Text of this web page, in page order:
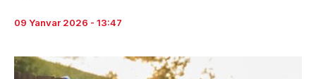
09 Yanvar 2026 - 13:47